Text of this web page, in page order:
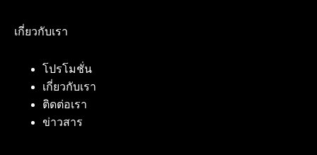
เกี่ยวกับเรา
โปรโมชั่น
เกี่ยวกับเรา
ติดต่อเรา
ข่าวสาร